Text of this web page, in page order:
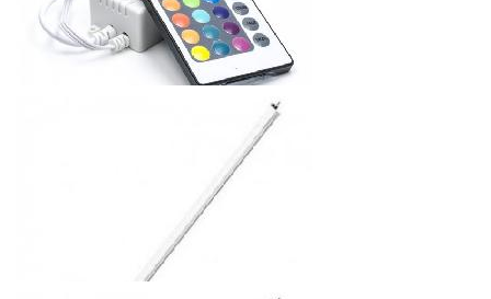
ЛЕНТ 2М
Распродажа 30%
УПРАВЛЕНИЯ+ТРАНСФОРМАТОР+КАБЕЛЬ ПИТАНИЯ (5